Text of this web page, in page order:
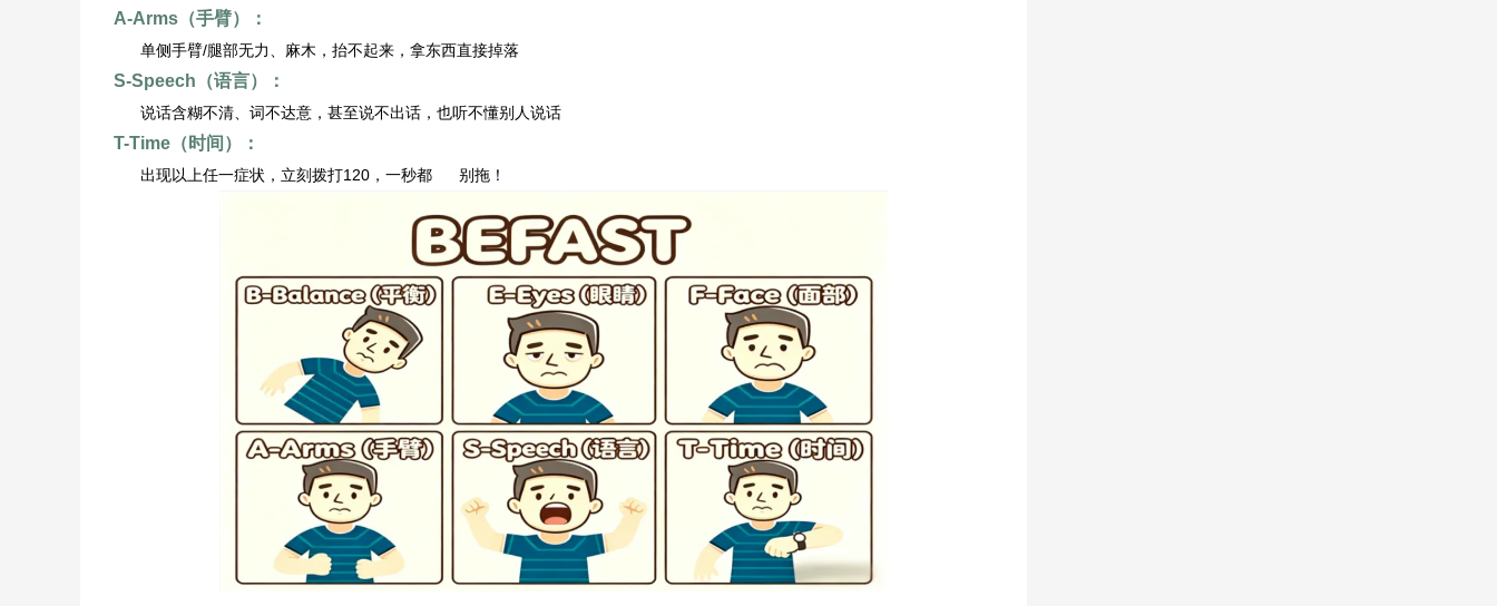
A-Arms（手臂）：
单侧手臂/腿部无力、麻木，抬不起来，拿东西直接掉落
S-Speech（语言）：
说话含糊不清、词不达意，甚至说不出话，也听不懂别人说话
T-Time（时间）：
出现以上任一症状，立刻拨打120，一秒都 别拖！